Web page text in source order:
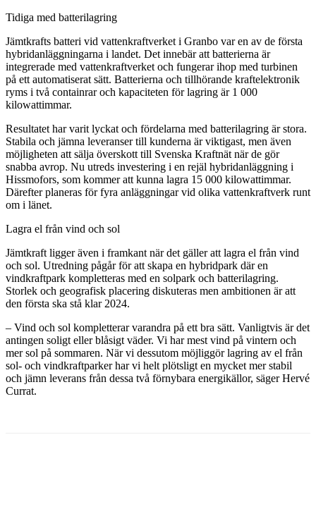
Tidiga med batterilagring
Jämtkrafts batteri vid vattenkraftverket i Granbo var en av de första
hybridanläggningarna i landet. Det innebär att batterierna är
integrerade med vattenkraftverket och fungerar ihop med turbinen
på ett automatiserat sätt. Batterierna och tillhörande kraftelektronik
ryms i två containrar och kapaciteten för lagring är 1 000
kilowattimmar.
Resultatet har varit lyckat och fördelarna med batterilagring är stora.
Stabila och jämna leveranser till kunderna är viktigast, men även
möjligheten att sälja överskott till Svenska Kraftnät när de gör
snabba avrop. Nu utreds investering i en rejäl hybridanläggning i
Hissmofors, som kommer att kunna lagra 15 000 kilowattimmar.
Därefter planeras för fyra anläggningar vid olika vattenkraftverk runt
om i länet.
Lagra el från vind och sol
Jämtkraft ligger även i framkant när det gäller att lagra el från vind
och sol. Utredning pågår för att skapa en hybridpark där en
vindkraftpark kompletteras med en solpark och batterilagring.
Storlek och geografisk placering diskuteras men ambitionen är att
den första ska stå klar 2024.
– Vind och sol kompletterar varandra på ett bra sätt. Vanligtvis är det
antingen soligt eller blåsigt väder. Vi har mest vind på vintern och
mer sol på sommaren. När vi dessutom möjliggör lagring av el från
sol- och vindkraftparker har vi helt plötsligt en mycket mer stabil
och jämn leverans från dessa två förnybara energikällor, säger Hervé
Currat.